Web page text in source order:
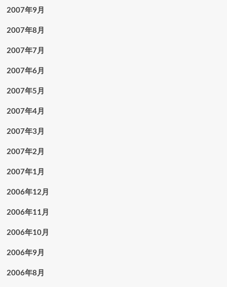
2007年9月
2007年8月
2007年7月
2007年6月
2007年5月
2007年4月
2007年3月
2007年2月
2007年1月
2006年12月
2006年11月
2006年10月
2006年9月
2006年8月